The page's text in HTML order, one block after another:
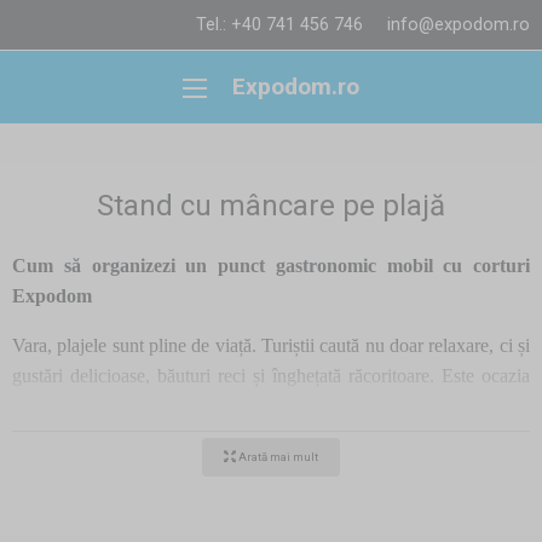
Tel.: +40 741 456 746 info@expodom.ro
Expodom.ro
Stand cu mâncare pe plajă
Cum să organizezi un punct gastronomic mobil cu corturi
Expodom
Vara, plajele sunt pline de viață. Turiștii caută nu doar relaxare, ci și
gustări delicioase, băuturi reci și înghețată răcoritoare. Este ocazia
Cu ajutorul corturilor rapideExpodom
Arată mai mult